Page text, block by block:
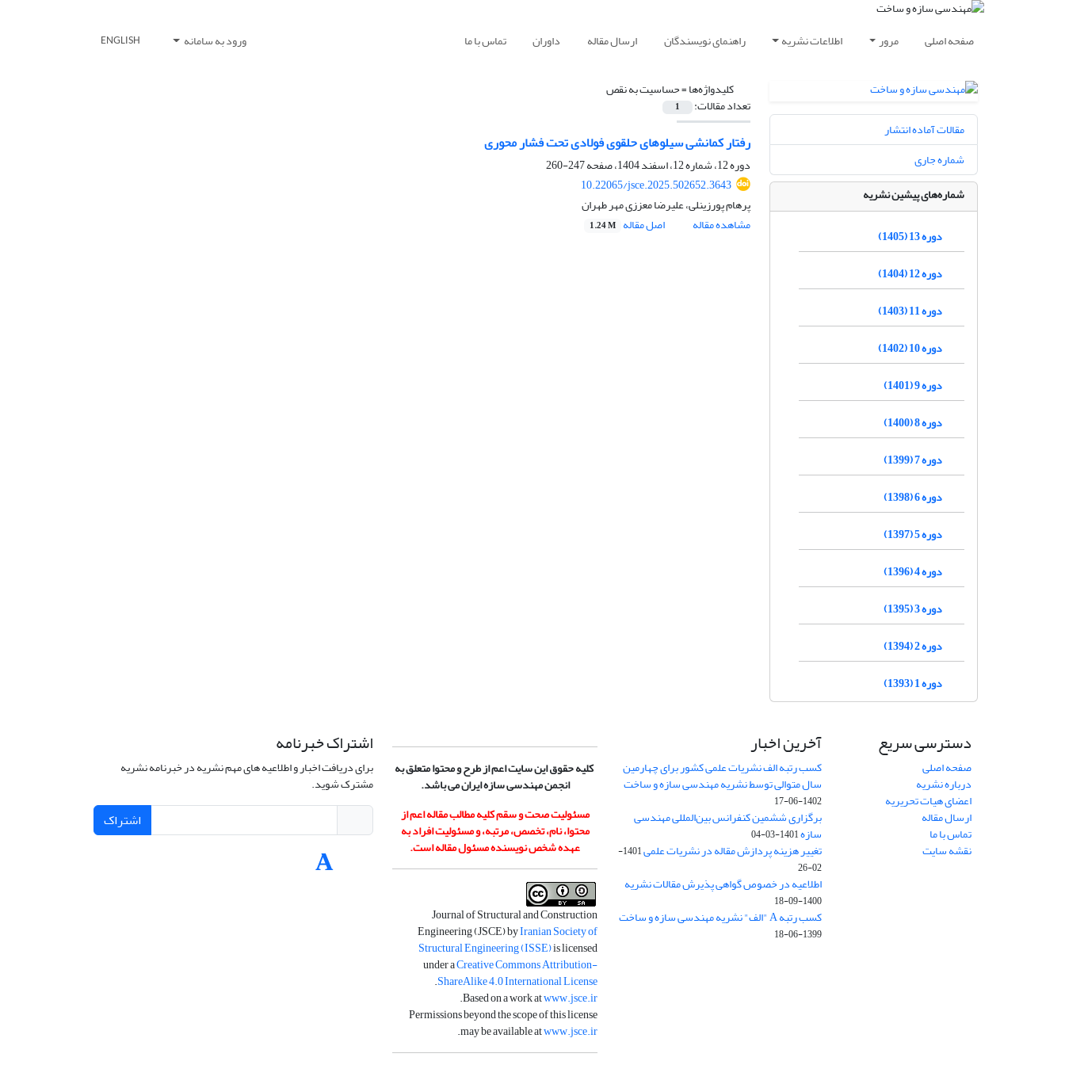
صفحه اصلی مرور اطلاعات نشریه راهنمای نویسندگان ارسال مقاله داوران تماس با ما ورود به سامانه ENGLISH
کلیدواژه‌ها =حساسیت به نقص
تعداد مقالات: 1
رفتار کمانشی سیلوهای حلقوی فولادی تحت فشار محوری
دوره 12، شماره 12، اسفند 1404، صفحه
247-260
10.22065/jsce.2025.502652.3643
پرهام پورزینلی، علیرضا معززی مهر طهران
مشاهده مقاله
اصل مقاله 1.24 M
مقالات آماده انتشار
شماره جاری
شماره‌های پیشین نشریه
دوره 13 (1405)
دوره 12 (1404)
دوره 11 (1403)
دوره 10 (1402)
دوره 9 (1401)
دوره 8 (1400)
دوره 7 (1399)
دوره 6 (1398)
دوره 5 (1397)
دوره 4 (1396)
دوره 3 (1395)
دوره 2 (1394)
دوره 1 (1393)
دسترسی سریع
صفحه اصلی
درباره نشریه
اعضای هیات تحریریه
ارسال مقاله
تماس با ما
نقشه سایت
آخرین اخبار
کسب رتبه الف نشریات علمی کشور برای چهارمین
سال متوالی توسط نشریه مهندسی سازه و ساخت
1402-06-17
برگزاری ششمین کنفرانس بین‌المللی مهندسی
سازه1401-03-04
تغییر هزینه پردازش مقاله در نشریات علمی
1401-
02-26
اطلاعیه در خصوص گواهی پذیرش مقالات نشریه
1400-09-18
کسب رتبه A "الف" نشریه مهندسی سازه و ساخت
1399-06-18
کلیه حقوق این سایت اعم از طرح و محتوا متعلق به
انجمن مهندسی سازه ایران می باشد.
مسئولیت صحت و سقم کلیه مطالب مقاله اعم از
محتوا، نام، تخصص، مرتبه، و مسئولیت افراد به
عهده شخص نویسنده مسئول مقاله است.
Journal of Structural and Construction
Engineering (JSCE) byIranian Society of
Structural Engineering (ISSE)is licensed
under aCreative Commons Attribution-
ShareAlike 4.0 International License
.
Based on a work atwww.jsce.ir
.
Permissions beyond the scope of this license
may be available atwww.jsce.ir
.
اشتراک خبرنامه
برای دریافت اخبار و اطلاعیه های مهم نشریه در خبرنامه نشریه
مشترک شوید.
اشتراک